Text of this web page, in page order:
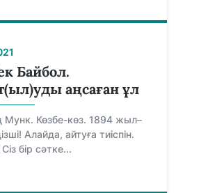
Байбол.
аңсаған ұл
Мунк. Көзбе-көз. 1894 жыл–
Алайда, айтуға тиіспін.
Сіз бір сәтке...